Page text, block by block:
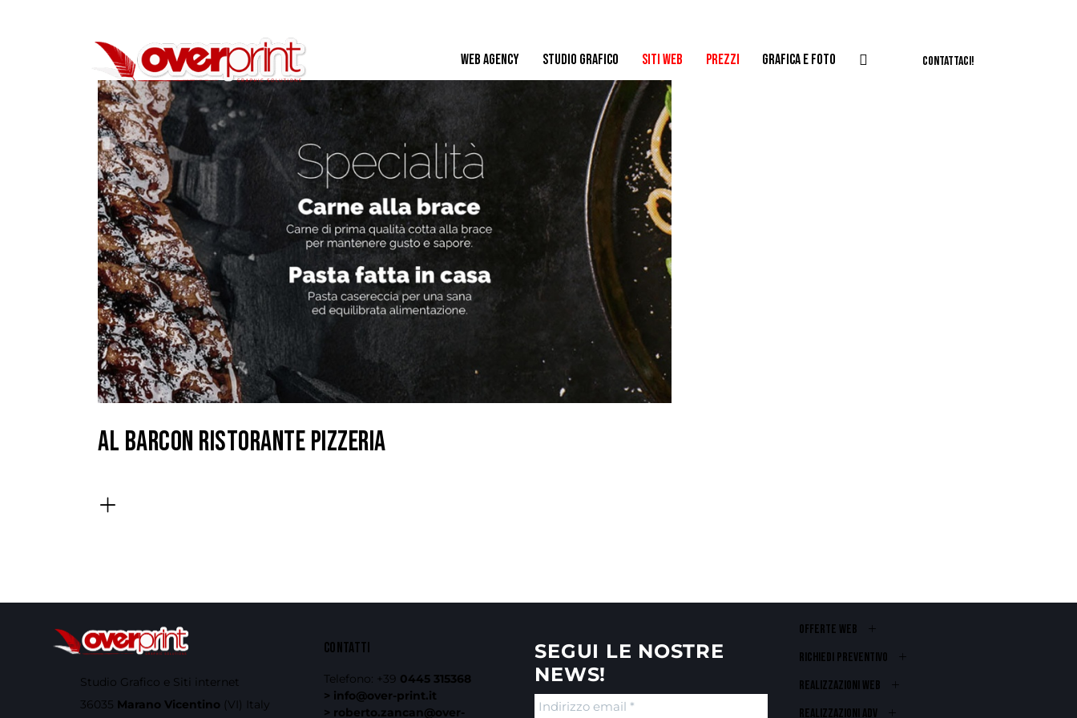
WEB AGENCY STUDIO GRAFICO SITI WEB PREZZI GRAFICA E FOTO CONTATTACI!
AL BARCON RISTORANTE PIZZERIA
Studio Grafico e Siti internet
36035 Marano Vicentino (VI) Italy
CONTATTI
Telefono: +39 0445 315368
> info@over-print.it
> roberto.zancan@over-
SEGUI LE NOSTRE
NEWS!
OFFERTE WEB
RICHIEDI PREVENTIVO
REALIZZAZIONI WEB
Realizzazioni ADV